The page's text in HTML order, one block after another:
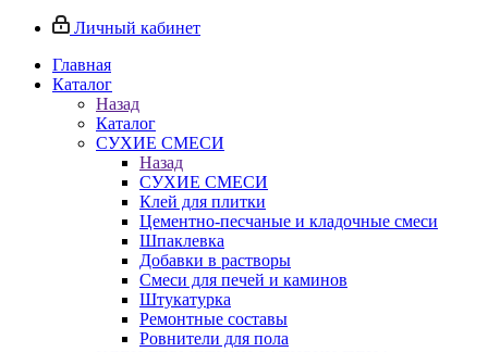
Личный кабинет
Главная
Каталог
Назад
Каталог
СУХИЕ СМЕСИ
Назад
СУХИЕ СМЕСИ
Клей для плитки
Цементно-песчаные и кладочные смеси
Шпаклевка
Добавки в растворы
Смеси для печей и каминов
Штукатурка
Ремонтные составы
Ровнители для пола